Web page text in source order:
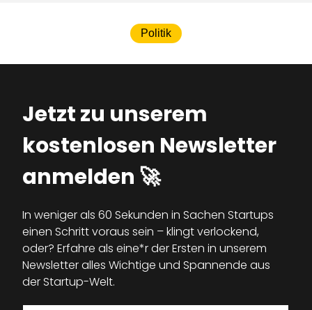
Politik
Jetzt zu unserem
kostenlosen Newsletter
anmelden 🚀
In weniger als 60 Sekunden in Sachen Startups
einen Schritt voraus sein – klingt verlockend,
oder? Erfahre als eine*r der Ersten in unserem
Newsletter alles Wichtige und Spannende aus
der Startup-Welt.